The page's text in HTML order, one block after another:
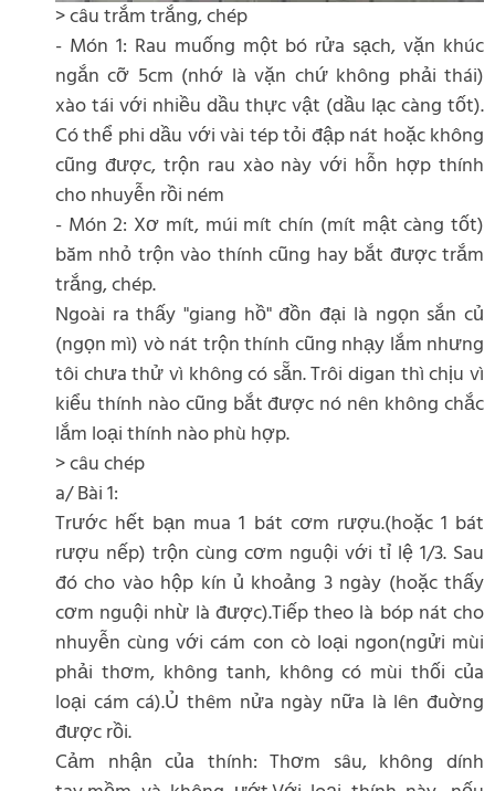
> câu trắm trắng, chép
- Món 1: Rau muống một bó rửa sạch, vặn khúc
ngắn cỡ 5cm (nhớ là vặn chứ không phải thái)
xào tái với nhiều dầu thực vật (dầu lạc càng tốt).
Có thể phi dầu với vài tép tỏi đập nát hoặc không
cũng được, trộn rau xào này với hỗn hợp thính
cho nhuyễn rồi ném
- Món 2: Xơ mít, múi mít chín (mít mật càng tốt)
băm nhỏ trộn vào thính cũng hay bắt được trắm
trắng, chép.
Ngoài ra thấy "giang hồ" đồn đại là ngọn sắn củ
(ngọn mì) vò nát trộn thính cũng nhạy lắm nhưng
tôi chưa thử vì không có sẵn. Trôi digan thì chịu vì
kiểu thính nào cũng bắt được nó nên không chắc
lắm loại thính nào phù hợp.
> câu chép
a/ Bài 1:
Trước hết bạn mua 1 bát cơm rượu.(hoặc 1 bát
rượu nếp) trộn cùng cơm nguội với tỉ lệ 1/3. Sau
đó cho vào hộp kín ủ khoảng 3 ngày (hoặc thấy
cơm nguội nhừ là được).Tiếp theo là bóp nát cho
nhuyễn cùng với cám con cò loại ngon(ngửi mùi
phải thơm, không tanh, không có mùi thối của
loại cám cá).Ủ thêm nửa ngày nữa là lên đuờng
được rồi.
Cảm nhận của thính: Thơm sâu, không dính